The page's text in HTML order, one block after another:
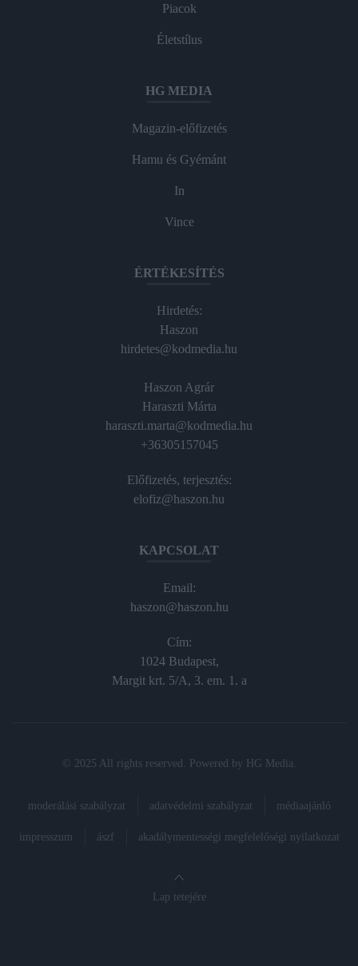
Piacok
Életstílus
HG MEDIA
Magazin-előfizetés
Hamu és Gyémánt
In
Vince
ÉRTÉKESÍTÉS
Hirdetés:
Haszon
hirdetes@kodmedia.hu
Haszon Agrár
Haraszti Márta
haraszti.marta@kodmedia.hu
+36305157045
Előfizetés, terjesztés:
elofiz@haszon.hu
KAPCSOLAT
Email:
haszon@haszon.hu
Cím:
1024 Budapest,
Margit krt. 5/A, 3. em. 1. a
© 2025 All rights reserved. Powered by HG Media
moderálási szabályzat adatvédelmi szabályzat médiaajánló
impresszum ászf akadálymentességi megfelelőségi nyilatkozat
Lap tetejére